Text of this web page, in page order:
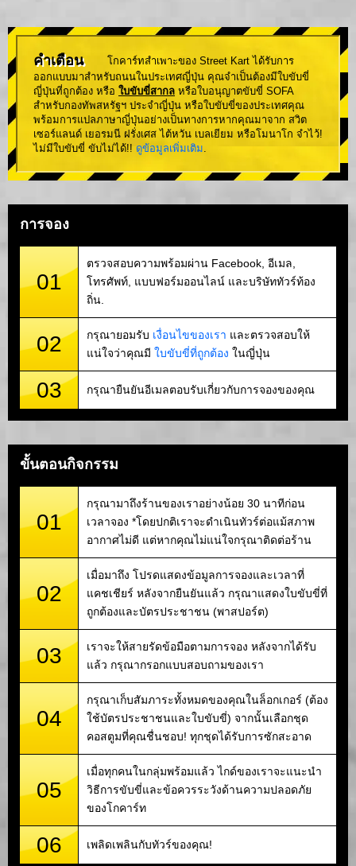
คำเตือน
โกคาร์ทสำเพาะของ Street Kart ได้รับการ
ออกแบบมาสำหรับถนนในประเทศญี่ปุ่น คุณจำเป็นต้องมีใบขับขี่
ญี่ปุ่นที่ถูกต้อง หรือ ใบขับขี่สากล หรือใบอนุญาตขับขี่ SOFA
สำหรับกองทัพสหรัฐฯ ประจำญี่ปุ่น หรือใบขับขี่ของประเทศคุณ
พร้อมการแปลภาษาญี่ปุ่นอย่างเป็นทางการหากคุณมาจาก สวิต
เซอร์แลนด์ เยอรมนี ฝรั่งเศส ไต้หวัน เบลเยียม หรือโมนาโก จำไว้!
ไม่มีใบขับขี่ ขับไม่ได้!! ดูข้อมูลเพิ่มเติม.
การจอง
01
ตรวจสอบความพร้อมผ่าน Facebook, อีเมล,
โทรศัพท์, แบบฟอร์มออนไลน์ และบริษัททัวร์ท้อง
ถิ่น.
02 กรุณายอมรับ เงื่อนไขของเรา และตรวจสอบให้
แน่ใจว่าคุณมี ใบขับขี่ที่ถูกต้อง ในญี่ปุ่น
03 กรุณายืนยันอีเมลตอบรับเกี่ยวกับการจองของคุณ
ขั้นตอนกิจกรรม
01
กรุณามาถึงร้านของเราอย่างน้อย 30 นาทีก่อน
เวลาจอง *โดยปกติเราจะดำเนินทัวร์ต่อแม้สภาพ
อากาศไม่ดี แต่หากคุณไม่แน่ใจกรุณาติดต่อร้าน
02
เมื่อมาถึง โปรดแสดงข้อมูลการจองและเวลาที่
แคชเชียร์ หลังจากยืนยันแล้ว กรุณาแสดงใบขับขี่ที่
ถูกต้องและบัตรประชาชน (พาสปอร์ต)
03
เราจะให้สายรัดข้อมือตามการจอง หลังจากได้รับ
แล้ว กรุณากรอกแบบสอบถามของเรา
04
กรุณาเก็บสัมภาระทั้งหมดของคุณในล็อกเกอร์ (ต้อง
ใช้บัตรประชาชนและใบขับขี่) จากนั้นเลือกชุด
คอสตูมที่คุณชื่นชอบ! ทุกชุดได้รับการซักสะอาด
05
เมื่อทุกคนในกลุ่มพร้อมแล้ว ไกด์ของเราจะแนะนำ
วิธีการขับขี่และข้อควรระวังด้านความปลอดภัย
ของโกคาร์ท
06 เพลิดเพลินกับทัวร์ของคุณ!